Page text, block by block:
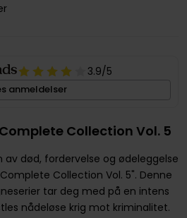
3.9/5
anmeldelser
Collection Vol. 5
av død, fordervelse og ødeleggelse
Collection Vol. 5". Denne
tar deg med på en intens
nådeløse krig mot kriminalitet.